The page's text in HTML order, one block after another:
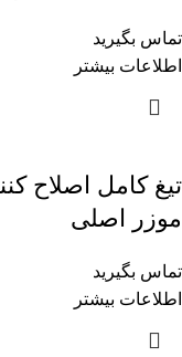
تماس بگیرید
اطلاعات بیشتر
تیغ کامل اصلاح
موزر اصلی
تماس بگیرید
اطلاعات بیشتر